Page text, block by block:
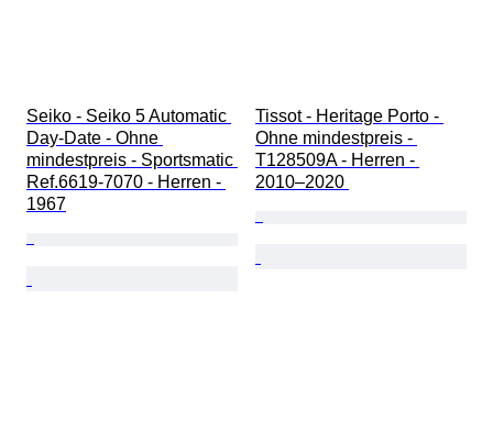
Seiko - Seiko 5 Automatic
Day-Date - Ohne
mindestpreis - Sportsmatic
Ref.6619-7070 - Herren -
1967
Tissot - Heritage Porto -
Ohne mindestpreis -
T128509A - Herren -
2010–2020